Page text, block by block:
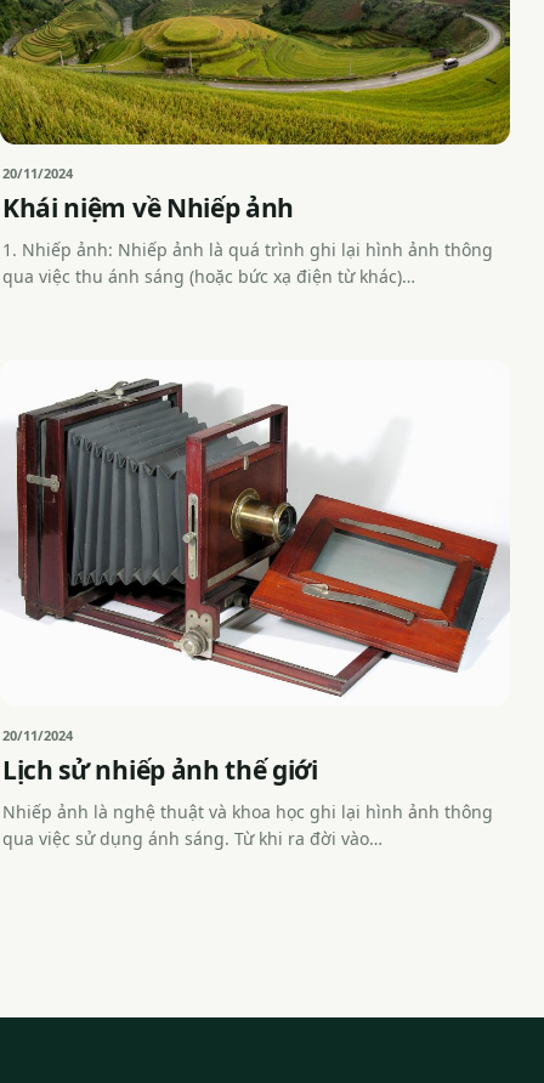
20/11/2024
Khái niệm về Nhiếp ảnh
1. Nhiếp ảnh: Nhiếp ảnh là quá trình ghi lại hình ảnh thông
qua việc thu ánh sáng (hoặc bức xạ điện từ khác)…
20/11/2024
Lịch sử nhiếp ảnh thế giới
Nhiếp ảnh là nghệ thuật và khoa học ghi lại hình ảnh thông
qua việc sử dụng ánh sáng. Từ khi ra đời vào…